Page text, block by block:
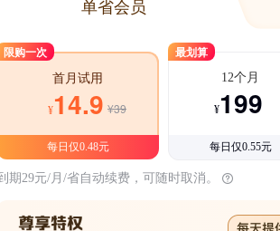
单省会员
限购一次
首月试用
¥14.9 ¥39
每日仅0.48元
最划算
12个月
¥199
每日仅0.55元
期29元/月/省自动续费，可随时取消。